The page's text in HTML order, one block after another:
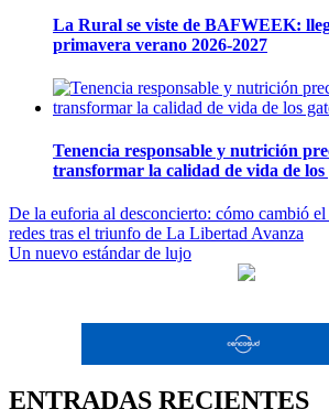
La Rural se viste de BAFWEEK:
primavera verano 2026-2027
Tenencia responsable y nutrición
transformar la calidad de vida de los
Navegación
de
De la euforia al desconcierto: cómo cambió
redes tras el triunfo de La Libertad Avanza
Un nuevo estándar de lujo
ENTRADAS RECIENTES